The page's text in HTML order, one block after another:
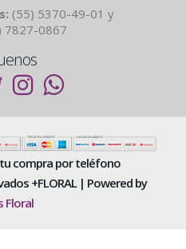
(55) 5370-49-01 y
7827-0867
compra por teléfono
+FLORAL | Powered by
Floral